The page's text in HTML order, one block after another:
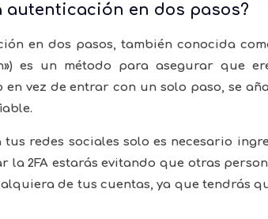
autenticación en dos pasos?
en dos pasos, también conocida
es un método para asegurar que
en vez de entrar con un solo paso, se
tus redes sociales solo es necesario
la 2FA estarás evitando que otras
de tus cuentas, ya que tendrás